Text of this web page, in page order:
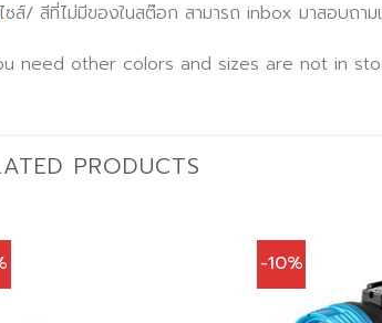
ไซส์/ สีที่ไม่มีของในสต๊อก สามารถ inbox มาสอบถา
need other colors and sizes are not in
PRODUCTS
-10%